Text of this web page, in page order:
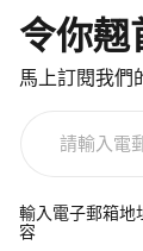
令你翹
馬上訂閱我們
電
郵
輸入電子郵箱地
容